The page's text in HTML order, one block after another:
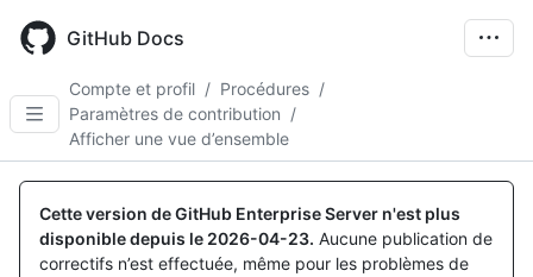
main
GitHub Docs
Compte et profil / Procédures /
Paramètres de contribution /
Afficher une vue d’ensemble
Cette version de GitHub Enterprise Server n'est plus
disponible depuis le 2026-04-23. Aucune publication de
correctifs n’est effectuée, même pour les problèmes de